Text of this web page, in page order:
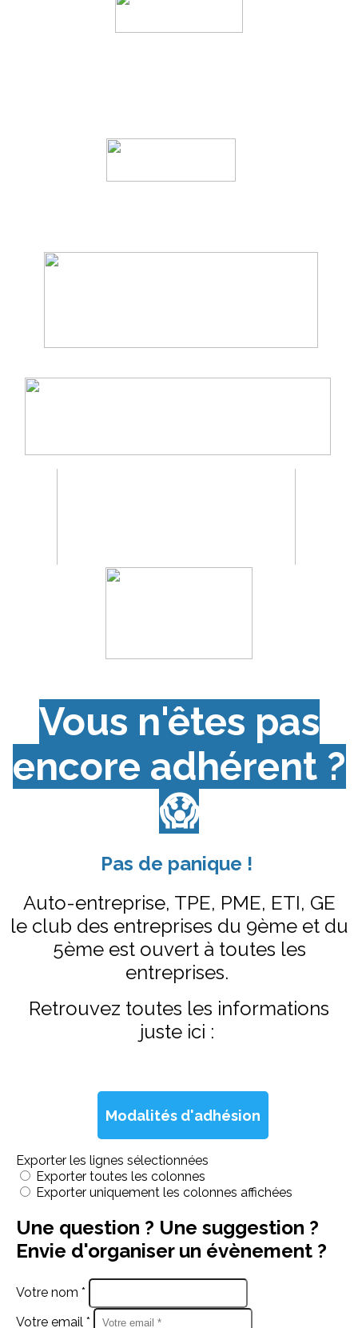
Vous n'êtes pas
encore adhérent ?
😱
Pas de panique !
Auto-entreprise, TPE, PME, ETI, GE
le club des entreprises du 9ème et du
5ème est ouvert à toutes les
entreprises.
Retrouvez toutes les informations
juste ici :
Modalités d'adhésion